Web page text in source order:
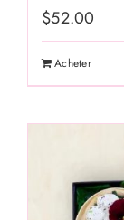
$52.00
Acheter